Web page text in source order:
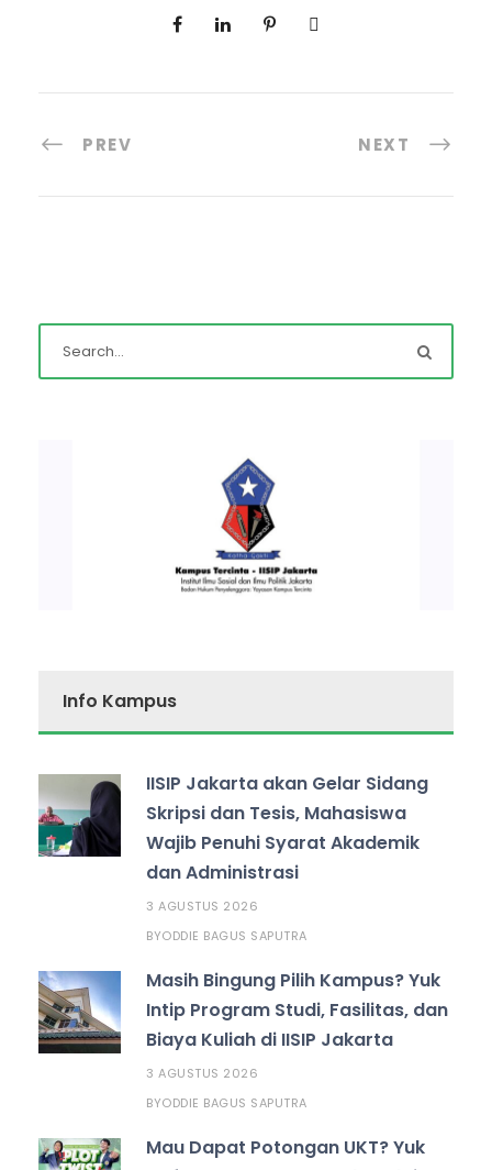
PREV NEXT
Info Kampus
IISIP Jakarta akan Gelar Sidang
Skripsi dan Tesis, Mahasiswa
Wajib Penuhi Syarat Akademik
dan Administrasi
3 AGUSTUS 2026
BYODDIE BAGUS SAPUTRA
Masih Bingung Pilih Kampus? Yuk
Intip Program Studi, Fasilitas, dan
Biaya Kuliah di IISIP Jakarta
3 AGUSTUS 2026
BYODDIE BAGUS SAPUTRA
Mau Dapat Potongan UKT? Yuk